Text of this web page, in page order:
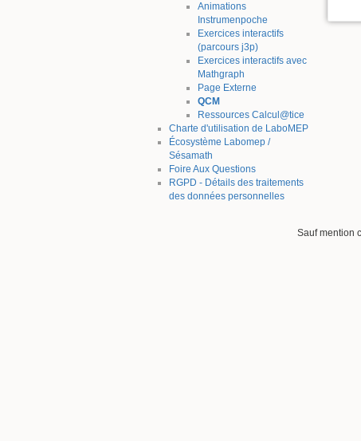
Animations
Instrumenpoche
Exercices interactifs
(parcours j3p)
Exercices interactifs avec
Mathgraph
Page Externe
QCM
Ressources Calcul@tice
Charte d'utilisation de LaboMEP
Écosystème Labomep /
Sésamath
Foire Aux Questions
RGPD - Détails des traitements
des données personnelles
Sauf mention